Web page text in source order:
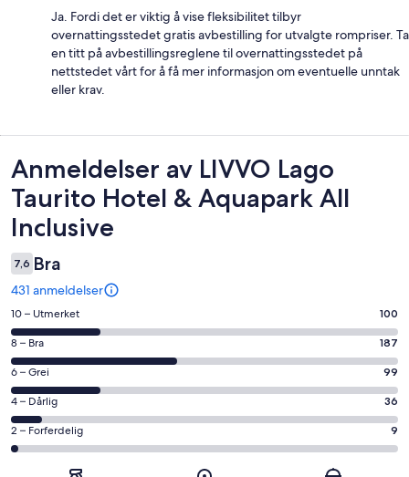
Ja. Fordi det er viktig å vise fleksibilitet tilbyr
overnattingsstedet gratis avbestilling for utvalgte rompriser. Ta
en titt på avbestillingsreglene til overnattingsstedet på
nettstedet vårt for å få mer informasjon om eventuelle unntak
eller krav.
Anmeldelser
Anmeldelser av LIVVO Lago
Taurito Hotel & Aquapark All
Inclusive
7,6 Bra
431 anmeldelser
Rangering
på
10
−
Utmerket.
100
av
totalt
10 – Utmerket 100
Rangering
på
8
−
Bra.
187
8 – Bra 187
Rangering
på
6
−
Grei.
6 – Grei 99
Rangering
på
4
4 – Dårlig 36
Rangering
på
2 – Forferdelig 9